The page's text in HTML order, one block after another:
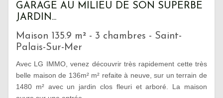
GARAGE AU MILIEU DE SON SUPERBE
JARDIN...
Maison 135.9 m² - 3 chambres - Saint-
Palais-Sur-Mer
Avec LG IMMO, venez découvrir très rapidement cette très
belle maison de 136m² m² refaite à neuve, sur un terrain de
1480 m² avec un jardin clos fleuri et arboré. La maison